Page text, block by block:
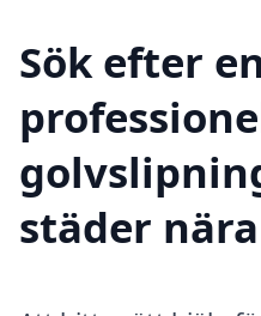
Sök efter
städer